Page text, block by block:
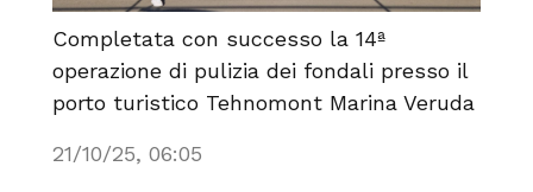
Completata con successo la 14ª
operazione di pulizia dei fondali presso il
porto turistico Tehnomont Marina Veruda
21/10/25, 06:05